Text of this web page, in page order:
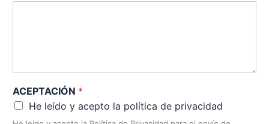
ACEPTACIÓN *
He leído y acepto la política de privacidad